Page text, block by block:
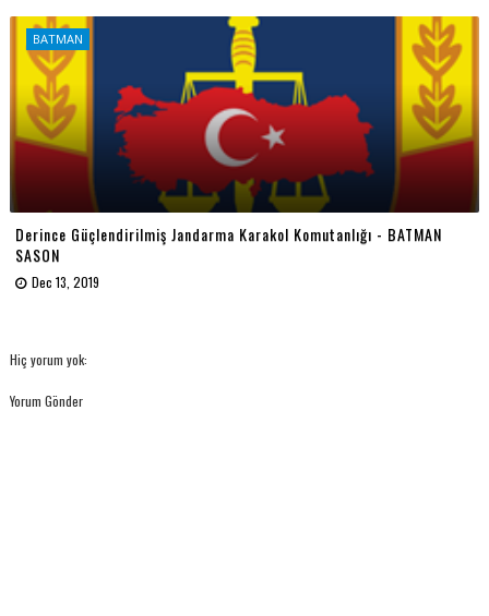
BATMAN
Derince Güçlendirilmiş Jandarma Karakol Komutanlığı - BATMAN
SASON
Dec 13, 2019
Hiç yorum yok:
Yorum Gönder